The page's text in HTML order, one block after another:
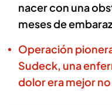
nacer con una
meses de
Operación
Sudeck, una
dolor era mejor